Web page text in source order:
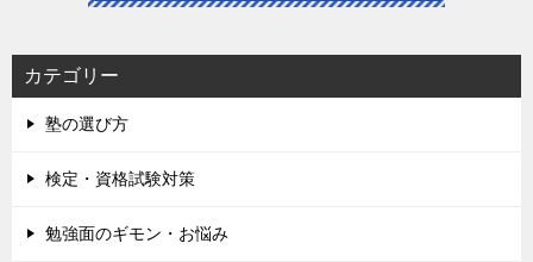
カテゴリー
塾の選び方
検定・資格試験対策
勉強面のギモン・お悩み